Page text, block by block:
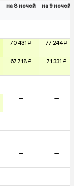
на 8 ночей на 9 ночей
— —
70 431 ₽ 77 244 ₽
67 718 ₽ 71 331 ₽
— —
— —
— —
— —
— —
— —